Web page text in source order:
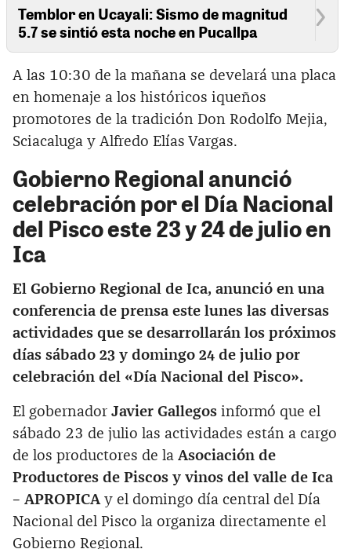
Temblor en Ucayali: Sismo de magnitud
5.7 se sintió esta noche en Pucallpa
A las 10:30 de la mañana se develará una placa
en homenaje a los históricos iqueños
promotores de la tradición Don Rodolfo Mejia,
Sciacaluga y Alfredo Elías Vargas.
Gobierno Regional anunció
celebración por el Día Nacional
del Pisco este 23 y 24 de julio en
Ica
El Gobierno Regional de Ica, anunció en una
conferencia de prensa este lunes las diversas
actividades que se desarrollarán los próximos
días sábado 23 y domingo 24 de julio por
celebración del «Día Nacional del Pisco».
El gobernador Javier Gallegos informó que el
sábado 23 de julio las actividades están a cargo
de los productores de la Asociación de
Productores de Piscos y vinos del valle de Ica
– APROPICAy el domingo día central del Día
Nacional del Pisco la organiza directamente el
Gobierno Regional.